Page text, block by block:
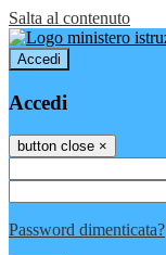
Salta al contenuto
Accedi
Accedi
button close ×
Password dimenticata?